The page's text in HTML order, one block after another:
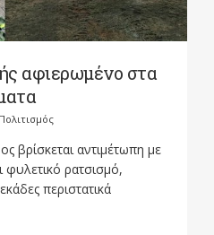
αφιερωμένο στα
βρίσκεται αντιμέτωπη με
φυλετικό ρατσισμό,
περιστατικά